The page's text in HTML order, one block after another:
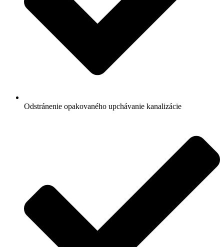
Odstránenie opakovaného upchávanie kanalizácie